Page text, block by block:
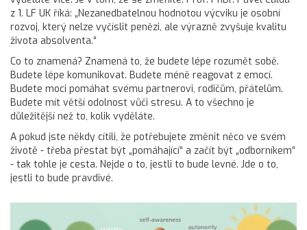
z 1. LF UK říká: „Nezanedbatelnou hodnotou výcviku je osobní
rozvoj, který nelze vyčíslit penězi, ale výrazně zvyšuje kvalitu
života absolventa.“
Co to znamená? Znamená to, že budete lépe rozumět sobě.
Budete lépe komunikovat. Budete méně reagovat z emocí.
Budete moci pomáhat svému partnerovi, rodičům, přátelům.
Budete mít větší odolnost vůči stresu. A to všechno je
důležitější než to, kolik vyděláte.
A pokud jste někdy cítili, že potřebujete změnit něco ve svém
životě - třeba přestat být „pomáhající“ a začít být „odborníkem“
- tak tohle je cesta. Nejde o to, jestli to bude levné. Jde o to,
jestli to bude pravdivé.